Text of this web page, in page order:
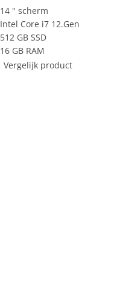
14 " scherm
Intel Core i7 12.Gen
512 GB SSD
16 GB RAM
Vergelijk product